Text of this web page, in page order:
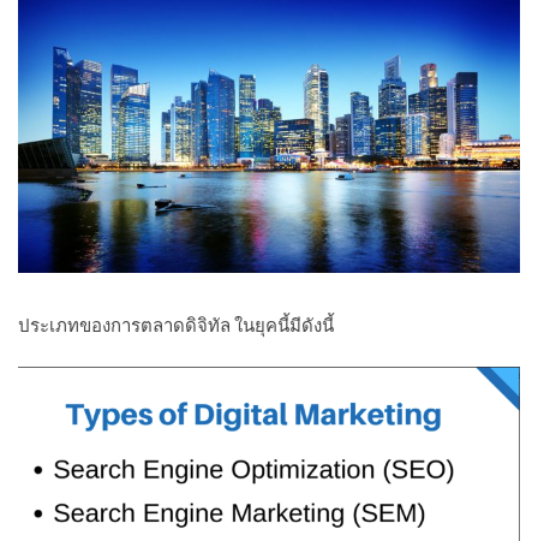
ประเภทของการตลาดดิจิทัล ในยุคนี้มีดังนี้